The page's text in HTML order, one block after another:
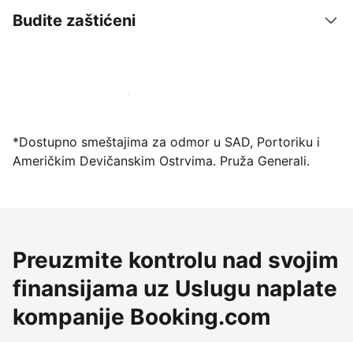
Budite zaštićeni
Registrujte svoj objekat već danas
*Dostupno smeštajima za odmor u SAD, Portoriku i
Američkim Devičanskim Ostrvima. Pruža Generali.
Preuzmite kontrolu nad svojim
finansijama uz Uslugu naplate
kompanije Booking.com